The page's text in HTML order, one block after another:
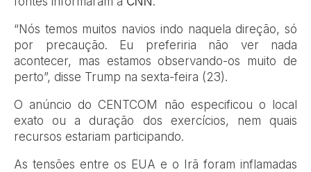
“Nós temos muitos navios indo naquela direção, só
por precaução. Eu preferiria não ver nada
acontecer, mas estamos observando-os muito de
perto”, disse Trump na sexta-feira (23).
O anúncio do CENTCOM não especificou o local
exato ou a duração dos exercícios, nem quais
recursos estariam participando.
As tensões entre os EUA e o Irã foram inflamadas